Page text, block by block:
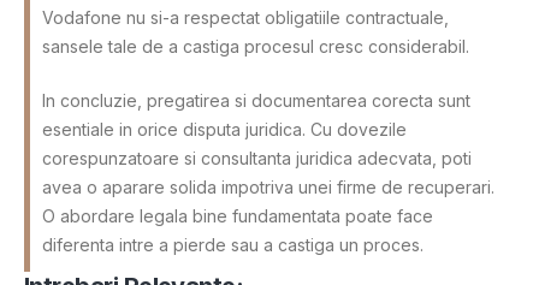
Vodafone nu si-a respectat obligatiile contractuale,
sansele tale de a castiga procesul cresc considerabil.
In concluzie, pregatirea si documentarea corecta sunt
esentiale in orice disputa juridica. Cu dovezile
corespunzatoare si consultanta juridica adecvata, poti
avea o aparare solida impotriva unei firme de recuperari.
O abordare legala bine fundamentata poate face
diferenta intre a pierde sau a castiga un proces.